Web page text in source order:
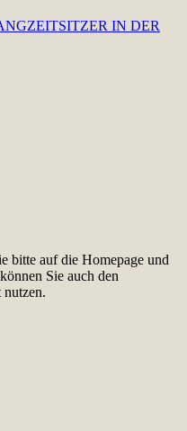
IN DER
bitte auf die Homepage und
Sie auch den
nutzen.